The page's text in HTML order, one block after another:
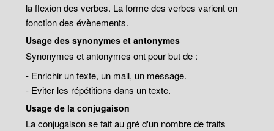
la flexion des verbes. La forme des verbes varient en
fonction des évènements.
Usage des synonymes et antonymes
Synonymes et antonymes ont pour but de :
- Enrichir un texte, un mail, un message.
- Eviter les répétitions dans un texte.
Usage de la conjugaison
La conjugaison se fait au gré d'un nombre de traits